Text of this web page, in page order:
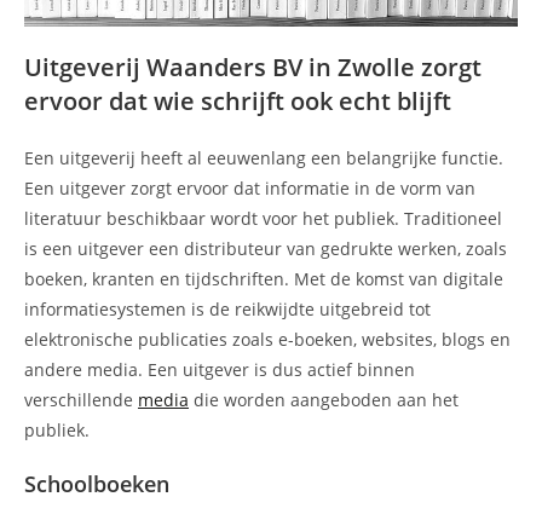
Uitgeverij Waanders BV in Zwolle zorgt
ervoor dat wie schrijft ook echt blijft
Een uitgeverij heeft al eeuwenlang een belangrijke functie.
Een uitgever zorgt ervoor dat informatie in de vorm van
literatuur beschikbaar wordt voor het publiek. Traditioneel
is een uitgever een distributeur van gedrukte werken, zoals
boeken, kranten en tijdschriften. Met de komst van digitale
informatiesystemen is de reikwijdte uitgebreid tot
elektronische publicaties zoals e-boeken, websites, blogs en
andere media. Een uitgever is dus actief binnen
verschillende media die worden aangeboden aan het
publiek.
Schoolboeken